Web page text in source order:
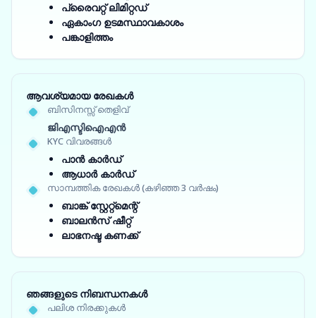
പ്രൈവറ്റ് ലിമിറ്റഡ്
ഏകാംഗ ഉടമസ്ഥാവകാശം
പങ്കാളിത്തം
ആവശ്യമായ രേഖകൾ
ബിസിനസ്സ് തെളിവ്
ജിഎസ്ടിഐഎൻ
KYC വിവരങ്ങൾ
പാൻ കാർഡ്
ആധാർ കാർഡ്
സാമ്പത്തിക രേഖകൾ (കഴിഞ്ഞ 3 വർഷം)
ബാങ്ക് സ്റ്റേറ്റ്‌മെന്റ്
ബാലൻസ് ഷീറ്റ്
ലാഭനഷ്ട കണക്ക്
ഞങ്ങളുടെ നിബന്ധനകൾ
പലിശ നിരക്കുകൾ